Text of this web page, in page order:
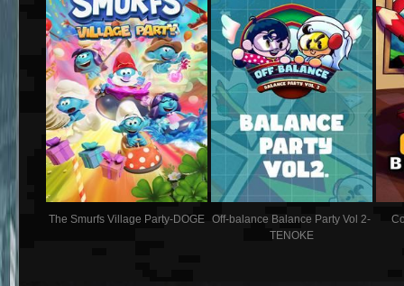
The Smurfs Village Party-DOGE
Off-balance Balance Party Vol 2-
TENOKE